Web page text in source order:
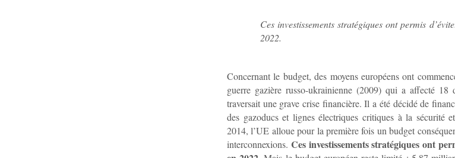
Ces investissements stratégiques ont permis
2022.
Concernant le budget, des moyens européens ont
guerre gazière russo-ukrainienne (2009) qui a affecté 18
traversait une grave crise financière. Il a été décidé de
des gazoducs et lignes électriques critiques à la sécurité
2014, l’UE alloue pour la première fois un budget
interconnexions. Ces investissements stratégiques ont